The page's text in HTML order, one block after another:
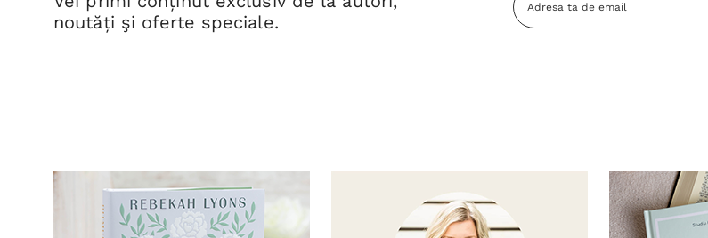
noutăți şi oferte speciale.
Email